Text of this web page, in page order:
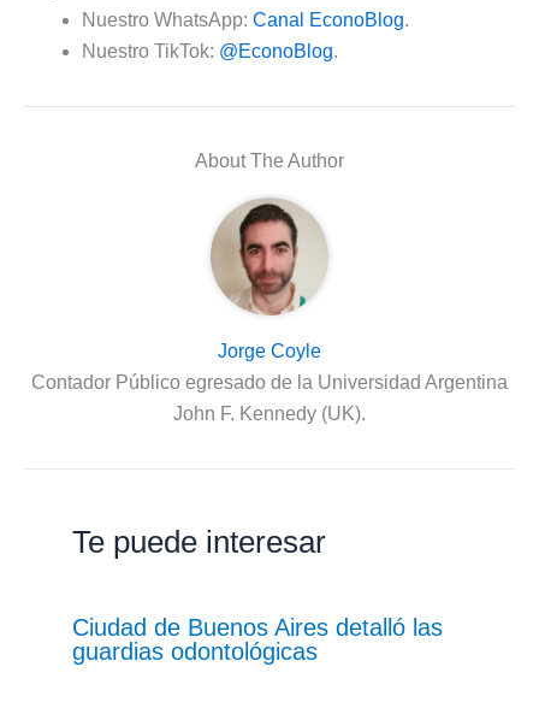
Nuestro WhatsApp: Canal EconoBlog.
Nuestro TikTok: @EconoBlog.
About The Author
Jorge Coyle
Contador Público egresado de la Universidad Argentina
John F. Kennedy (UK).
Te puede interesar
Ciudad de Buenos Aires detalló las
guardias odontológicas